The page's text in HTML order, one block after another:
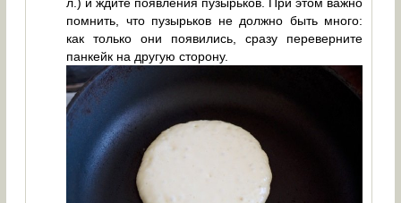
помнить, что пузырьков не должно быть много:
как только они появились, сразу переверните
панкейк на другую сторону.